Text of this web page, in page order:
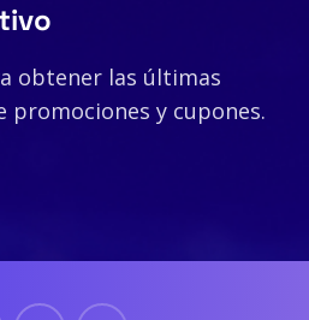
obtener las últimas
promociones y cupones.